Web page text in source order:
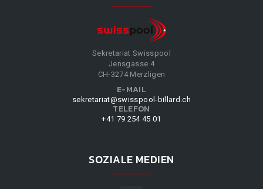
Sekretariat Swisspool
Jensgasse 4
CH-3274 Merzligen
E-MAIL
sekretariat@swisspool-billard.ch
TELEFON
+41 79 254 45 01
SOZIALE MEDIEN